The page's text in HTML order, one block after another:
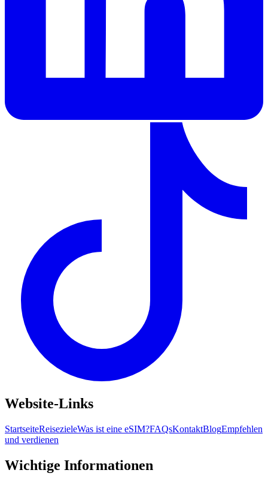
Website-Links
StartseiteReisezieleWas ist eine eSIM?FAQsKontaktBlogEmpfehlen
und verdienen
Wichtige Informationen